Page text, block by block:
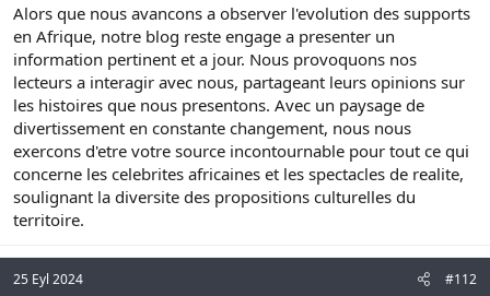
Alors que nous avancons a observer l'evolution des supports
en Afrique, notre blog reste engage a presenter un
information pertinent et a jour. Nous provoquons nos
lecteurs a interagir avec nous, partageant leurs opinions sur
les histoires que nous presentons. Avec un paysage de
divertissement en constante changement, nous nous
exercons d'etre votre source incontournable pour tout ce qui
concerne les celebrites africaines et les spectacles de realite,
soulignant la diversite des propositions culturelles du
territoire.
25 Eyl 2024 #112